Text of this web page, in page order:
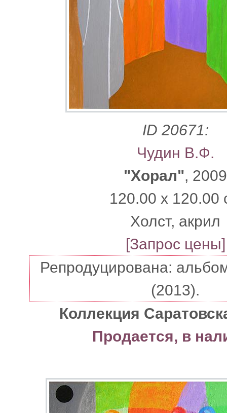
ID 20671:
Чудин В.Ф.
"Хорал", 2009
120.00 x 120.00
Xолст, акрил
[Запрос цены]
Репродуцирована:
(2013).
Коллекция
Продается, в